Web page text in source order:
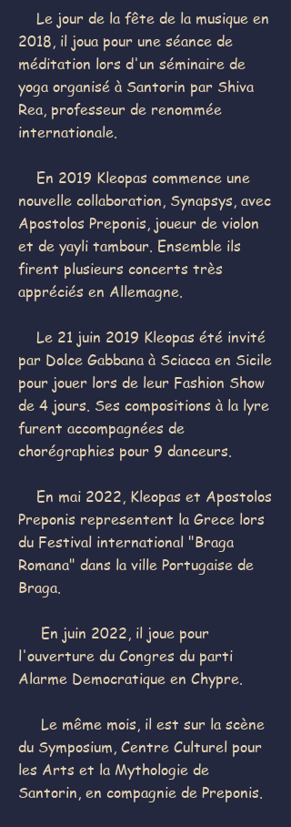
Le jour de la fête de la musique en
2018, il joua pour une séance de
méditation lors d'un séminaire de
yoga organisé à Santorin par Shiva
Rea, professeur de renommée
internationale.
En 2019 Kleopas commence une
nouvelle collaboration, Synapsys, avec
Apostolos Preponis, joueur de violon
et de yayli tambour. Ensemble ils
firent plusieurs concerts très
appréciés en Allemagne.
Le 21 juin 2019 Kleopas été invité
par Dolce Gabbana à Sciacca en Sicile
pour jouer lors de leur Fashion Show
de 4 jours. Ses compositions à la lyre
furent accompagnées de
chorégraphies pour 9 danceurs.
En mai 2022, Kleopas et Apostolos
Preponis representent la Grece lors
du Festival international "Braga
Romana" dans la ville Portugaise de
Braga.
En juin 2022, il joue pour
l'ouverture du Congres du parti
Alarme Democratique en Chypre.
Le même mois, il est sur la scène
du Symposium, Centre Culturel pour
les Arts et la Mythologie de
Santorin, en compagnie de Preponis.